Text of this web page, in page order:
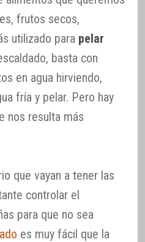
frutos secos,
utilizado para pelar
basta con
en agua hirviendo,
fría y pelar. Pero hay
nos resulta más
que vayan a tener las
controlar el
para que no sea
es muy fácil que la